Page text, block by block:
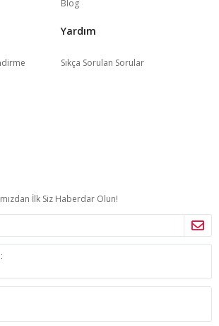
Blog
Yardım
Sıkça Sorulan Sorular
İlk Siz Haberdar Olun!